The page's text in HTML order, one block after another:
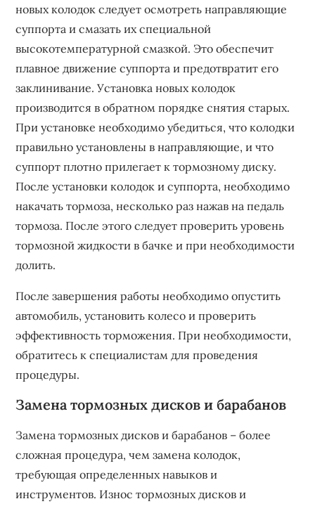
новых колодок следует осмотреть направляющие
суппорта и смазать их специальной
высокотемпературной смазкой. Это обеспечит
плавное движение суппорта и предотвратит его
заклинивание. Установка новых колодок
производится в обратном порядке снятия старых.
При установке необходимо убедиться, что колодки
правильно установлены в направляющие, и что
суппорт плотно прилегает к тормозному диску.
После установки колодок и суппорта, необходимо
накачать тормоза, несколько раз нажав на педаль
тормоза. После этого следует проверить уровень
тормозной жидкости в бачке и при необходимости
долить.
После завершения работы необходимо опустить
автомобиль, установить колесо и проверить
эффективность торможения. При необходимости,
обратитесь к специалистам для проведения
процедуры.
Замена тормозных дисков и барабанов
Замена тормозных дисков и барабанов – более
сложная процедура, чем замена колодок,
требующая определенных навыков и
инструментов. Износ тормозных дисков и